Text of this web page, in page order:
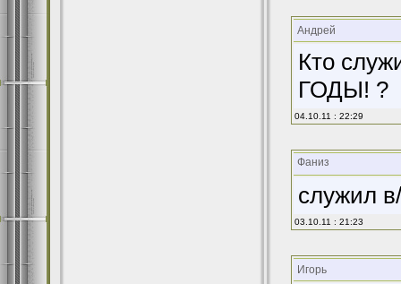
Андрей
Кто
ГОДЫ! ?
04.10.11 : 22:29
Фаниз
служил
03.10.11 : 21:23
Игорь